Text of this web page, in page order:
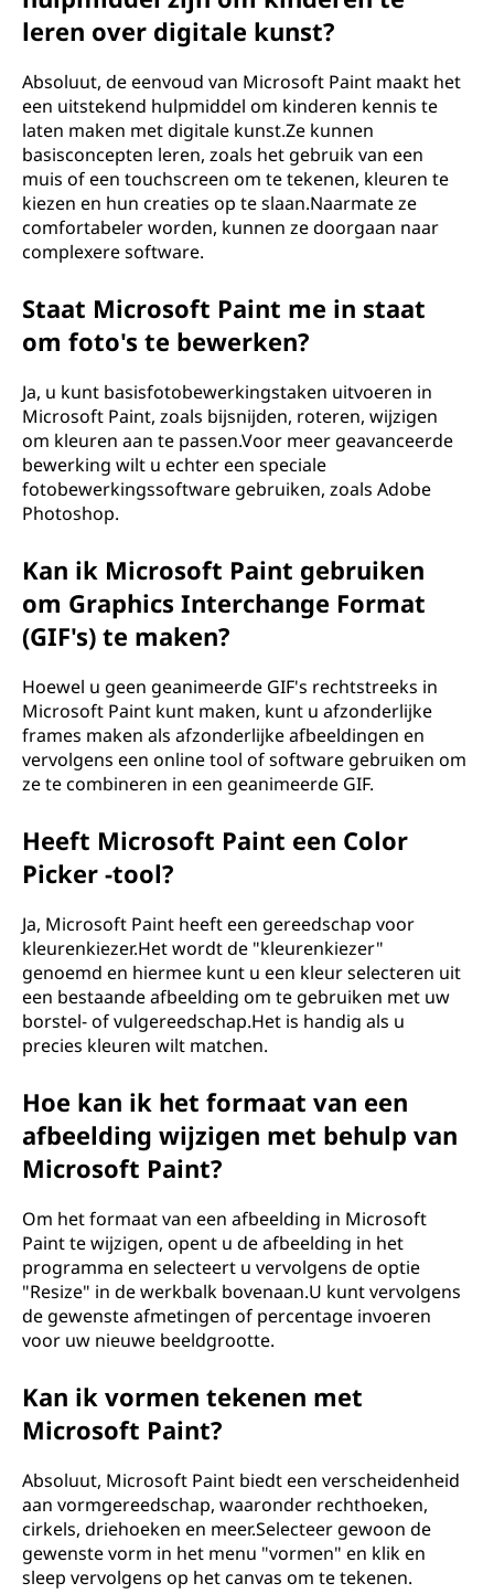
leren over digitale kunst?
Absoluut, de eenvoud van Microsoft Paint maakt het
een uitstekend hulpmiddel om kinderen kennis te
laten maken met digitale kunst.Ze kunnen
basisconcepten leren, zoals het gebruik van een
muis of een touchscreen om te tekenen, kleuren te
kiezen en hun creaties op te slaan.Naarmate ze
comfortabeler worden, kunnen ze doorgaan naar
complexere software.
Staat Microsoft Paint me in staat
om foto's te bewerken?
Ja, u kunt basisfotobewerkingstaken uitvoeren in
Microsoft Paint, zoals bijsnijden, roteren, wijzigen
om kleuren aan te passen.Voor meer geavanceerde
bewerking wilt u echter een speciale
fotobewerkingssoftware gebruiken, zoals Adobe
Photoshop.
Kan ik Microsoft Paint gebruiken
om Graphics Interchange Format
(GIF's) te maken?
Hoewel u geen geanimeerde GIF's rechtstreeks in
Microsoft Paint kunt maken, kunt u afzonderlijke
frames maken als afzonderlijke afbeeldingen en
vervolgens een online tool of software gebruiken om
ze te combineren in een geanimeerde GIF.
Heeft Microsoft Paint een Color
Picker -tool?
Ja, Microsoft Paint heeft een gereedschap voor
kleurenkiezer.Het wordt de "kleurenkiezer"
genoemd en hiermee kunt u een kleur selecteren uit
een bestaande afbeelding om te gebruiken met uw
borstel- of vulgereedschap.Het is handig als u
precies kleuren wilt matchen.
Hoe kan ik het formaat van een
afbeelding wijzigen met behulp van
Microsoft Paint?
Om het formaat van een afbeelding in Microsoft
Paint te wijzigen, opent u de afbeelding in het
programma en selecteert u vervolgens de optie
"Resize" in de werkbalk bovenaan.U kunt vervolgens
de gewenste afmetingen of percentage invoeren
voor uw nieuwe beeldgrootte.
Kan ik vormen tekenen met
Microsoft Paint?
Absoluut, Microsoft Paint biedt een verscheidenheid
aan vormgereedschap, waaronder rechthoeken,
cirkels, driehoeken en meer.Selecteer gewoon de
gewenste vorm in het menu "vormen" en klik en
sleep vervolgens op het canvas om te tekenen.